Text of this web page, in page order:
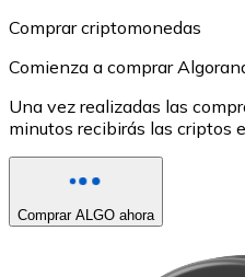
Comprar criptomonedas
Comienza a comprar
Una vez realizadas las
minutos recibirás las criptos
Comprar ALGO ahora